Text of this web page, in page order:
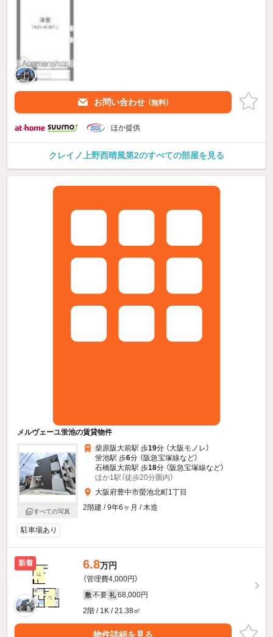
お問い合わせ （無料）
ほか提供
クレイノ上野西晴風第2のすべての部屋を見る
メルヴェーユ蛍池の賃貸物件
すべての写真
柴原阪大前駅 歩19分 （大阪モノレ）
蛍池駅 歩6分 （阪急宝塚線など）
石橋阪大前駅 歩18分 （阪急宝塚線など）
ほか1駅（徒歩20分圏内）
大阪府豊中市螢池北町1丁目
2階建 / 9年6ヶ月 / 木造
駐車場あり
新着 6.8万円
（管理費4,000円）
敷 不要 礼 68,000円
2階 / 1K / 21.38㎡
物件詳細を見る